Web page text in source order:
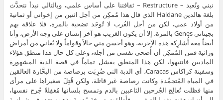
نبني ونُعيد – Restructure – ثقافتنا على أساس علمي، وبالتالي نبدأ نتحدَّث
بلغة هالدين Haldane الذي قال هذا مُمكِن من أجل اثنين من إخواني أو ثمانية
من أولاد عمي، لكن من أجل الغُرب لا تُوجَد تضحية بالمرة، فلا علاقة بهم
بجيناتي Genes بالمرة، إلا أن يكون الغريب هو آخر إنسان على وجه الأرض، وأنا
أيضاً معه أُشارِكه هذه الآخرية، وهو أحسن مني حالاً وقواماً ولا يُعاني من أمراض
وراثية فمن المُمكِن أن أُضحي نفسي من أجله، وعلى كل حال هذا منطق هؤلاء
الماديين فانتبهوا، لكن هذا المنطق يفشل تماماً في قصة الدبة المشهورة
وسفينة كراكاس Caracas، أي الدبة التي ضُرِبَت برصاصة من البحَّارة العالقين
في المياه المُتجمِّدة وكانت رصاصة غير قاتلة، ولكن قُتِلَ صغيراها على مرأى
منها فظلت تُعالِج الجُرحين الثاعبين بالدم وتمسح بلسانها مُغفِلةً جُرح نفسها،